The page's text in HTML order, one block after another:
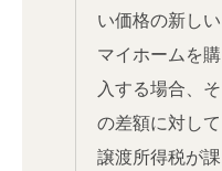
い価格の新しい
マイホームを購
入する場合、そ
の差額に対して
譲渡所得税が課